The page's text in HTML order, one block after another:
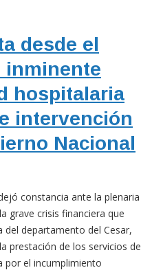
desde el
inminente
hospitalaria
intervención
Nacional
constancia ante la plenaria
grave crisis financiera que
del departamento del Cesar,
prestación de los servicios de
por el incumplimiento